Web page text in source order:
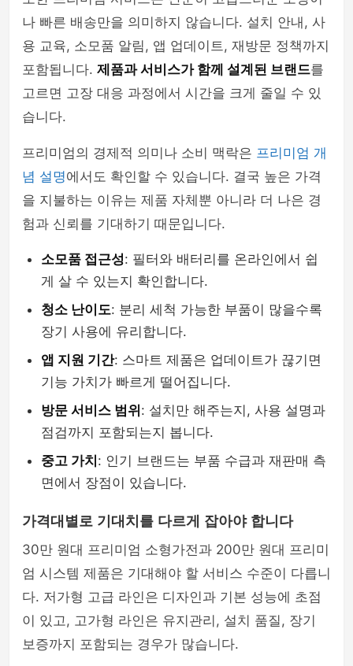
나 빠른 배송만을 의미하지 않습니다. 설치 안내, 사
용 교육, 소모품 알림, 앱 업데이트, 재방문 정책까지
포함됩니다. 제품과 서비스가 함께 설계된 브랜드를
고르면 고장 대응 과정에서 시간을 크게 줄일 수 있
습니다.
프리미엄의 경제적 의미나 소비 맥락은 프리미엄 개
념 설명에서도 확인할 수 있습니다. 결국 높은 가격
을 지불하는 이유는 제품 자체뿐 아니라 더 나은 경
험과 신뢰를 기대하기 때문입니다.
소모품 접근성: 필터와 배터리를 온라인에서 쉽
게 살 수 있는지 확인합니다.
청소 난이도: 분리 세척 가능한 부품이 많을수록
장기 사용에 유리합니다.
앱 지원 기간: 스마트 제품은 업데이트가 끊기면
기능 가치가 빠르게 떨어집니다.
방문 서비스 범위 : 설치만 해주는지, 사용 설명과
점검까지 포함되는지 봅니다.
중고 가치 : 인기 브랜드는 부품 수급과 재판매 측
면에서 장점이 있습니다.
가격대별로 기대치를 다르게 잡아야 합니다
30만 원대 프리미엄 소형가전과 200만 원대 프리미
엄 시스템 제품은 기대해야 할 서비스 수준이 다릅니
다. 저가형 고급 라인은 디자인과 기본 성능에 초점
이 있고, 고가형 라인은 유지관리, 설치 품질, 장기
보증까지 포함되는 경우가 많습니다.